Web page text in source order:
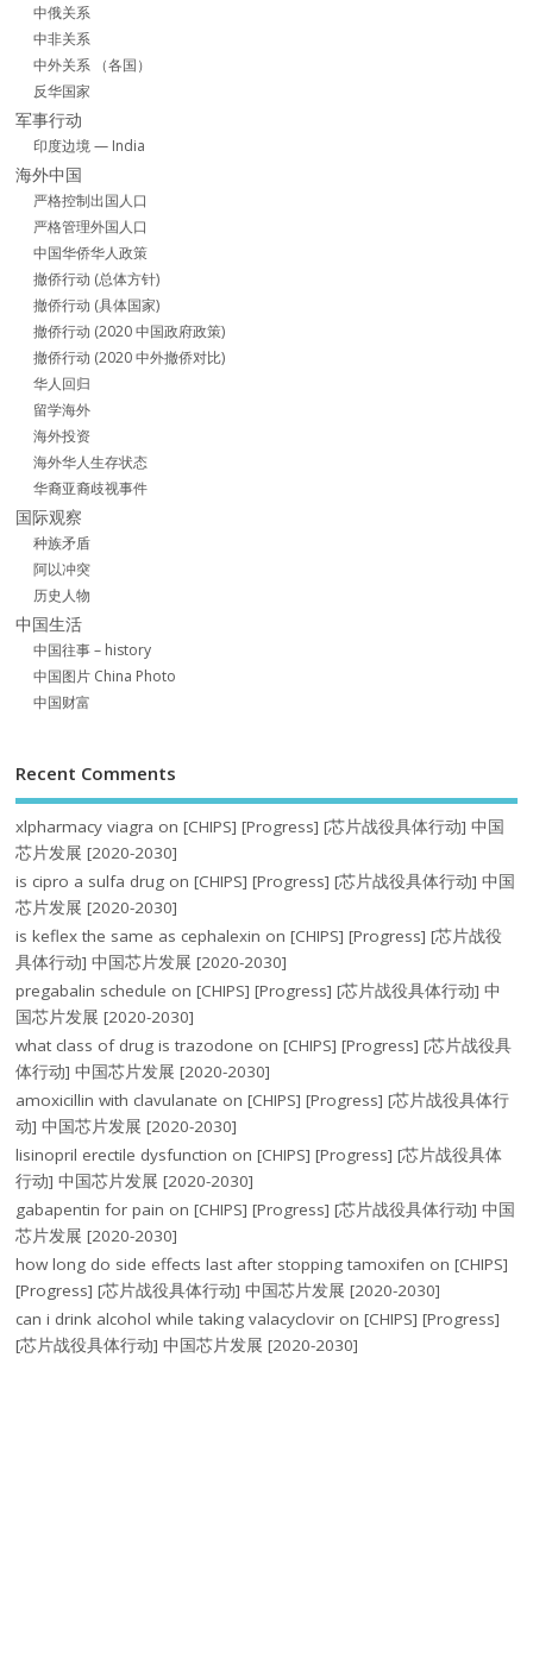
中俄关系
中非关系
中外关系 （各国）
反华国家
军事行动
印度边境 — India
海外中国
严格控制出国人口
严格管理外国人口
中国华侨华人政策
撤侨行动 (总体方针)
撤侨行动 (具体国家)
撤侨行动 (2020 中国政府政策)
撤侨行动 (2020 中外撤侨对比)
华人回归
留学海外
海外投资
海外华人生存状态
华裔亚裔歧视事件
国际观察
种族矛盾
阿以冲突
历史人物
中国生活
中国往事 – history
中国图片 China Photo
中国财富
Recent Comments
xlpharmacy viagra on[CHIPS] [Progress] [芯片战役具体行动] 中国
芯片发展 [2020-2030]
is cipro a sulfa drug on[CHIPS] [Progress] [芯片战役具体行动] 中国
芯片发展 [2020-2030]
is keflex the same as cephalexin on[CHIPS] [Progress] [芯片战役
具体行动] 中国芯片发展 [2020-2030]
pregabalin schedule on[CHIPS] [Progress] [芯片战役具体行动] 中
国芯片发展 [2020-2030]
what class of drug is trazodone on[CHIPS] [Progress] [芯片战役具
体行动] 中国芯片发展 [2020-2030]
amoxicillin with clavulanate on[CHIPS] [Progress] [芯片战役具体行
动] 中国芯片发展 [2020-2030]
lisinopril erectile dysfunction on[CHIPS] [Progress] [芯片战役具体
行动] 中国芯片发展 [2020-2030]
gabapentin for pain on[CHIPS] [Progress] [芯片战役具体行动] 中国
芯片发展 [2020-2030]
how long do side effects last after stopping tamoxifen on[CHIPS]
[Progress] [芯片战役具体行动] 中国芯片发展 [2020-2030]
can i drink alcohol while taking valacyclovir on[CHIPS] [Progress]
[芯片战役具体行动] 中国芯片发展 [2020-2030]